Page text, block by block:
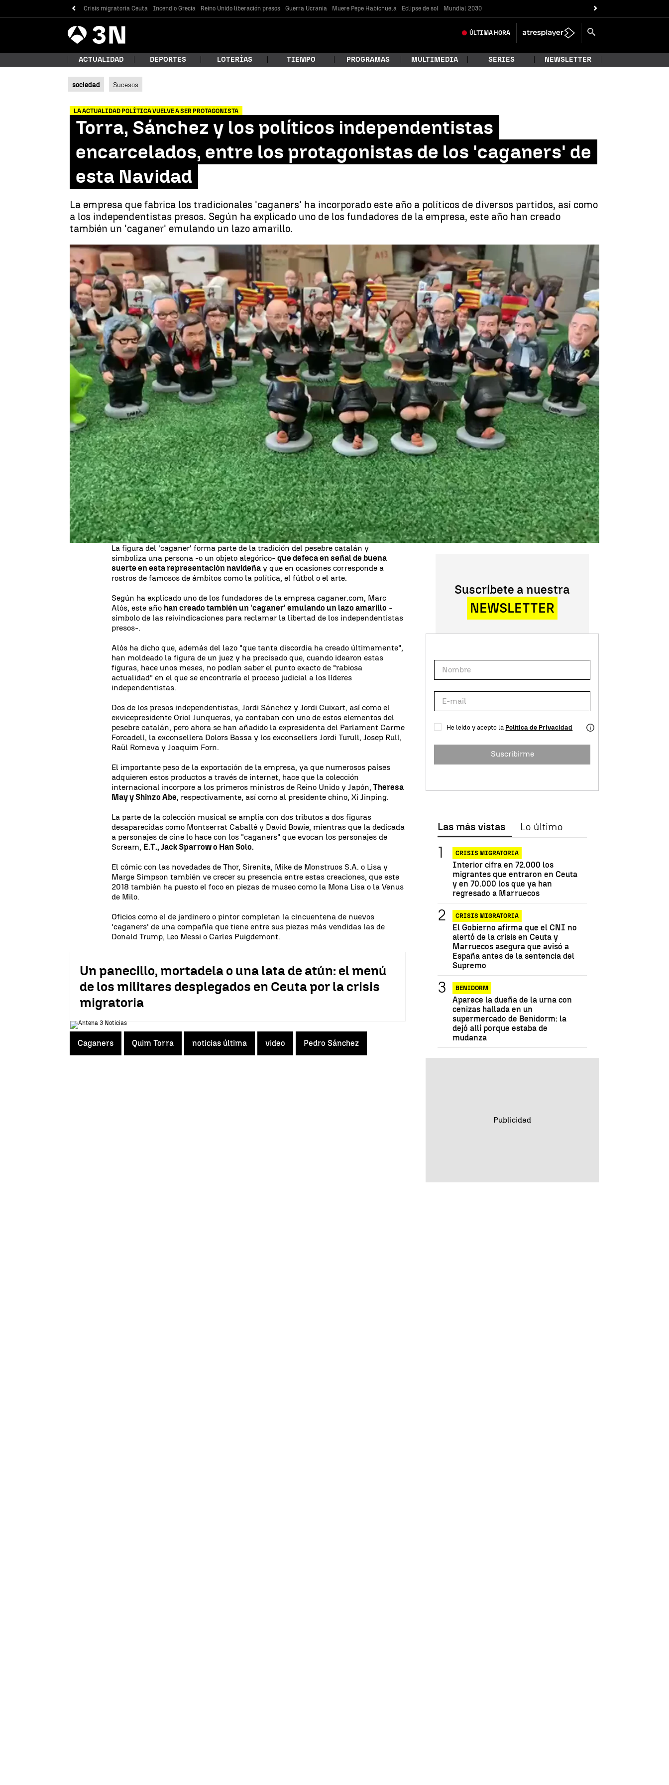
Crisis migratoria Ceuta Incendio Grecia Reino Unido liberación presos Guerra Ucrania Muere Pepe Habichuela Eclipse de sol Mundial 2030
Antena
3 Noticias ÚLTIMA HORA
¿Qué estás buscando?
Buscar
ACTUALIDAD DEPORTES LOTERÍAS TIEMPO PROGRAMAS MULTIMEDIA SERIES NEWSLETTER
sociedad Sucesos
LA ACTUALIDAD POLÍTICA VUELVE A SER PROTAGONISTA
Torra, Sánchez y los políticos independentistas
encarcelados, entre los protagonistas de los 'caganers' de
esta Navidad
La empresa que fabrica los tradicionales 'caganers' ha incorporado este año a políticos de diversos partidos, así como
a los independentistas presos. Según ha explicado uno de los fundadores de la empresa, este año han creado
también un 'caganer' emulando un lazo amarillo.
Torra, Sánchez y los políticos independentistas encarcelados, entre los protagonistas de los 'caganers' de esta Navidad | antena3noticias.com
Antena 3 Noticias Madrid
Publicado:06 de noviembre de 2018, 13:41 WhatsappFacebook Linkedin
La empresa gerundense que cada año fabrica los tradicionales 'caganers' -
figuras tradicionales de pesebre catalán- ha incorporado este año a políticos de
diversos partidos, así como a los independentistas presos, a un magistrado y una
figura del lazo amarillo.
La firma caganer.com, con sede en Torroella de Montgrí (Girona), ha incorporado
también este año las figuras del presidente del Gobierno,Pedro Sánchez, el de la
Generalitat,Quim Torra,y la del presidente del Parlament,Roger Torrent, así
como a otros personajes de actualidad de diversos ámbitos.
La figura del 'caganer' forma parte de la tradición del pesebre catalán y
simboliza una persona -o un objeto alegórico-que defeca en señal de buena
suerte en esta representación navideña y que en ocasiones corresponde a
rostros de famosos de ámbitos como la política, el fútbol o el arte.
Según ha explicado uno de los fundadores de la empresa caganer.com, Marc
Alòs, este año han creado también un 'caganer' emulando un lazo amarillo -
símbolo de las reivindicaciones para reclamar la libertad de los independentistas
presos-.
Alòs ha dicho que, además del lazo "que tanta discordia ha creado últimamente",
han moldeado la figura de un juez y ha precisado que, cuando idearon estas
figuras, hace unos meses, no podían saber el punto exacto de "rabiosa
actualidad" en el que se encontraría el proceso judicial a los líderes
independentistas.
Dos de los presos independentistas, Jordi Sánchez y Jordi Cuixart, así como el
exvicepresidente Oriol Junqueras, ya contaban con uno de estos elementos del
pesebre catalán, pero ahora se han añadido la expresidenta del Parlament Carme
Forcadell, la exconsellera Dolors Bassa y los exconsellers Jordi Turull, Josep Rull,
Raül Romeva y Joaquim Forn.
El importante peso de la exportación de la empresa, ya que numerosos países
adquieren estos productos a través de internet, hace que la colección
internacional incorpore a los primeros ministros de Reino Unido y Japón, Theresa
May y Shinzo Abe, respectivamente, así como al presidente chino, Xi Jinping.
La parte de la colección musical se amplía con dos tributos a dos figuras
desaparecidas como Montserrat Caballé y David Bowie, mientras que la dedicada
a personajes de cine lo hace con los "caganers" que evocan los personajes de
Scream, E.T., Jack Sparrow o Han Solo.
El cómic con las novedades de Thor, Sirenita, Mike de Monstruos S.A. o Lisa y
Marge Simpson también ve crecer su presencia entre estas creaciones, que este
2018 también ha puesto el foco en piezas de museo como la Mona Lisa o la Venus
de Milo.
Oficios como el de jardinero o pintor completan la cincuentena de nuevos
'caganers' de una compañía que tiene entre sus piezas más vendidas las de
Donald Trump, Leo Messi o Carles Puigdemont.
Un panecillo, mortadela o una lata de atún: el menú
de los militares desplegados en Ceuta por la crisis
migratoria
Caganers Quim Torra noticias última video Pedro Sánchez
Suscríbete a nuestra
NEWSLETTER
He leído y acepto la Política de Privacidad
Suscribirme
Las más vistas Lo último
CRISIS MIGRATORIA
Interior cifra en 72.000 los
migrantes que entraron en Ceuta
y en 70.000 los que ya han
regresado a Marruecos
CRISIS MIGRATORIA
El Gobierno afirma que el CNI no
alertó de la crisis en Ceuta y
Marruecos asegura que avisó a
España antes de la sentencia del
Supremo
BENIDORM
Aparece la dueña de la urna con
cenizas hallada en un
supermercado de Benidorm: la
dejó allí porque estaba de
mudanza